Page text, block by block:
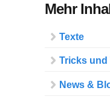
Mehr
Texte
Tricks und
News &